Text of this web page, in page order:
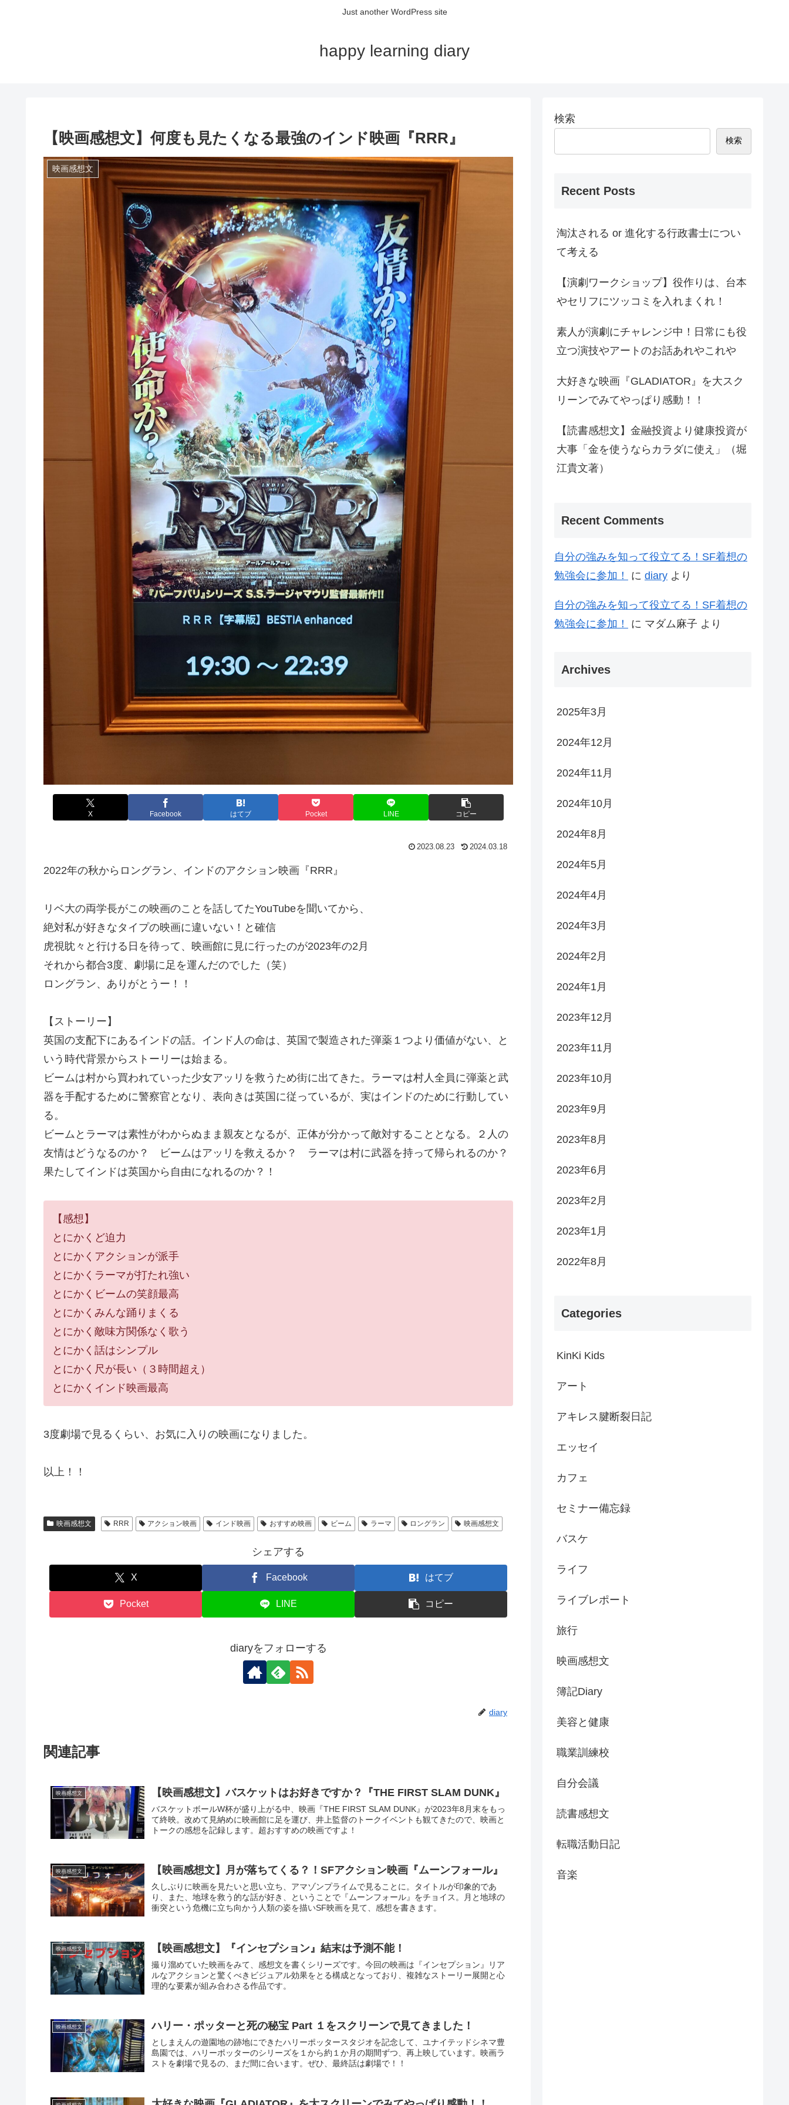
Just another WordPress site
happy learning diary
【映画感想文】何度も見たくなる最強のインド映画『RRR』
映画感想文
X Facebook はてブ Pocket LINE コピー
2023.08.23 2024.03.18
2022年の秋からロングラン、インドのアクション映画『RRR』
リベ大の両学長がこの映画のことを話してたYouTubeを聞いてから、
絶対私が好きなタイプの映画に違いない！と確信
虎視眈々と行ける日を待って、映画館に見に行ったのが2023年の2月
それから都合3度、劇場に足を運んだのでした（笑）
ロングラン、ありがとうー！！
【ストーリー】
英国の支配下にあるインドの話。インド人の命は、英国で製造された弾薬１つより価値がない、と
いう時代背景からストーリーは始まる。
ビームは村から買われていった少女アッリを救うため街に出てきた。ラーマは村人全員に弾薬と武
器を手配するために警察官となり、表向きは英国に従っているが、実はインドのために行動してい
る。
ビームとラーマは素性がわからぬまま親友となるが、正体が分かって敵対することとなる。２人の
友情はどうなるのか？ ビームはアッリを救えるか？ ラーマは村に武器を持って帰られるのか？
果たしてインドは英国から自由になれるのか？！
【感想】
とにかくど迫力
とにかくアクションが派手
とにかくラーマが打たれ強い
とにかくビームの笑顔最高
とにかくみんな踊りまくる
とにかく敵味方関係なく歌う
とにかく話はシンプル
とにかく尺が長い（３時間超え）
とにかくインド映画最高
3度劇場で見るくらい、お気に入りの映画になりました。
以上！！
映画感想文 RRR アクション映画 インド映画 おすすめ映画 ビーム ラーマ ロングラン 映画感想文
シェアする
X Facebook はてブ
Pocket LINE コピー
diaryをフォローする
diary
関連記事
映画感想文 【映画感想文】バスケットはお好きですか？『THE FIRST SLAM DUNK』
バスケットボールW杯が盛り上がる中、映画『THE FIRST SLAM DUNK』が2023年8月末をもっ
て終映。改めて見納めに映画館に足を運び、井上監督のトークイベントも観てきたので、映画と
トークの感想を記録します。超おすすめの映画ですよ！
映画感想文 【映画感想文】月が落ちてくる？！SFアクション映画『ムーンフォール』
久しぶりに映画を見たいと思い立ち、アマゾンプライムで見ることに。タイトルが印象的であ
り、また、地球を救う的な話が好き、ということで『ムーンフォール』をチョイス。月と地球の
衝突という危機に立ち向かう人類の姿を描いSF映画を見て、感想を書きます。
映画感想文 【映画感想文】『インセプション』結末は予測不能！
撮り溜めていた映画をみて、感想文を書くシリーズです。今回の映画は『インセプション』リア
ルなアクションと驚くべきビジュアル効果をとる構成となっており、複雑なストーリー展開と心
理的な要素が組み合わさる作品です。
映画感想文 ハリー・ポッターと死の秘宝 Part １をスクリーンで見てきました！
としまえんの遊園地の跡地にできたハリーポッタースタジオを記念して、ユナイテッドシネマ豊
島園では、ハリーポッターのシリーズを１から約１か月の期間ずつ、再上映しています。映画ラ
ストを劇場で見るの、まだ間に合います。ぜひ、最終話は劇場で！！
検索
検索
Recent Posts
淘汰される or 進化する行政書士につい
て考える
【演劇ワークショップ】役作りは、台本
やセリフにツッコミを入れまくれ！
素人が演劇にチャレンジ中！日常にも役
立つ演技やアートのお話あれやこれや
大好きな映画『GLADIATOR』を大スク
リーンでみてやっぱり感動！！
【読書感想文】金融投資より健康投資が
大事「金を使うならカラダに使え」（堀
江貴文著）
Recent Comments
自分の強みを知って役立てる！SF着想の
勉強会に参加！
に diary より
自分の強みを知って役立てる！SF着想の
勉強会に参加！
に マダム麻子 より
Archives
2025年3月
2024年12月
2024年11月
2024年10月
2024年8月
2024年5月
2024年4月
2024年3月
2024年2月
2024年1月
2023年12月
2023年11月
2023年10月
2023年9月
2023年8月
2023年6月
2023年2月
2023年1月
2022年8月
Categories
KinKi Kids
アート
アキレス腱断裂日記
エッセイ
カフェ
セミナー備忘録
バスケ
ライフ
ライブレポート
旅行
映画感想文
簿記Diary
美容と健康
職業訓練校
自分会議
読書感想文
転職活動日記
音楽